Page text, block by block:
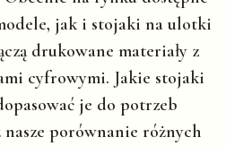
jak i stojaki na ulotki
drukowane materiały z
cyfrowymi. Jakie stojaki
je do potrzeb
porównanie różnych